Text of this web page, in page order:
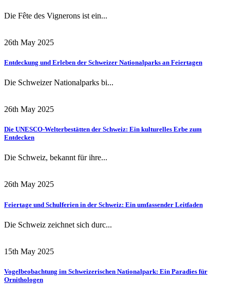
Die Fête des Vignerons ist ein...
26th May 2025
Entdeckung und Erleben der Schweizer Nationalparks an Feiertagen
Die Schweizer Nationalparks bi...
26th May 2025
Die UNESCO-Welterbestätten der Schweiz: Ein kulturelles Erbe zum
Entdecken
Die Schweiz, bekannt für ihre...
26th May 2025
Feiertage und Schulferien in der Schweiz: Ein umfassender Leitfaden
Die Schweiz zeichnet sich durc...
15th May 2025
Vogelbeobachtung im Schweizerischen Nationalpark: Ein Paradies für
Ornithologen